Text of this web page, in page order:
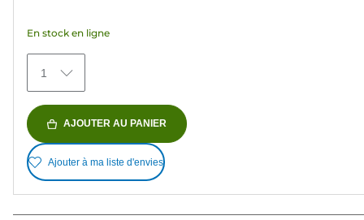
427
avis
En stock en ligne
1
AJOUTER AU PANIER
Ajouter à ma liste d'envies